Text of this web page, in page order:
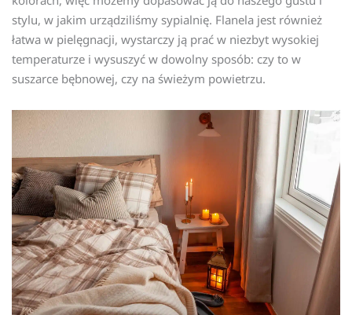
stylu, w jakim urządziliśmy sypialnię. Flanela jest również
łatwa w pielęgnacji, wystarczy ją prać w niezbyt wysokiej
temperaturze i wysuszyć w dowolny sposób: czy to w
suszarce bębnowej, czy na świeżym powietrzu.